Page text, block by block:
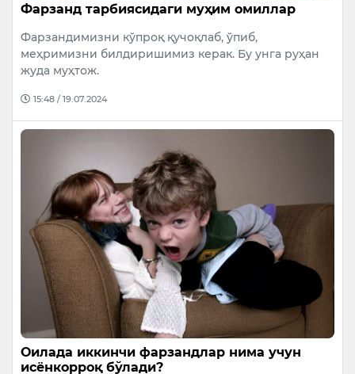
Фарзанд тарбиясидаги муҳим омиллар
Фарзандимизни кўпроқ қучоқлаб, ўпиб,
меҳримизни билдиришимиз керак. Бу унга руҳан
жуда муҳтож.
15:48 / 19.07.2024
Оилада иккинчи фарзандлар нима учун
исёнкорроқ бўлади?